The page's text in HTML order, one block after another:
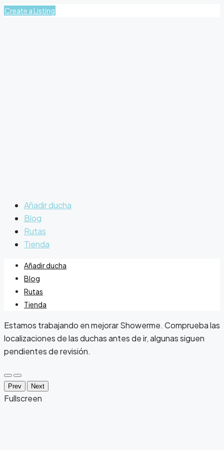
Create a Listing
Añadir ducha
Blog
Rutas
Tienda
Añadir ducha
Blog
Rutas
Tienda
Estamos trabajando en mejorar Showerme. Comprueba las
localizaciones de las duchas antes de ir, algunas siguen
pendientes de revisión.
Prev Next
Fullscreen